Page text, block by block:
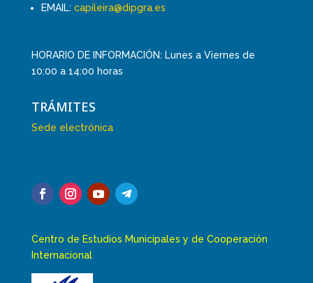
EMAIL: capileira@dipgra.es
HORARIO DE INFORMACIÓN: Lunes a Viernes de
10:00 a 14:00 horas
TRÁMITES
Sede electrónica
Centro de Estudios Municipales y de Cooperación
Internacional